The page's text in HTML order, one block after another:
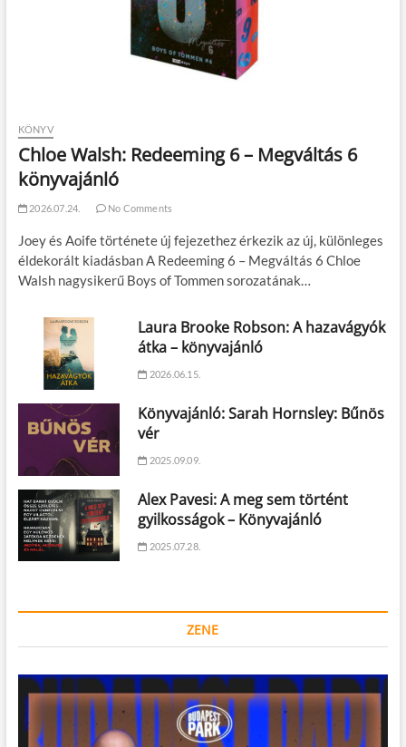
KÖNYV
Chloe Walsh: Redeeming 6 – Megváltás 6
könyvajánló
2026.07.24. No Comments
Joey és Aoife története új fejezethez érkezik az új, különleges
éldekorált kiadásban A Redeeming 6 – Megváltás 6 Chloe
Walsh nagysikerű Boys of Tommen sorozatának…
Laura Brooke Robson: A hazavágyók
átka – könyvajánló
2026.06.15.
Könyvajánló: Sarah Hornsley: Bűnös
vér
2025.09.09.
Alex Pavesi: A meg sem történt
gyilkosságok – Könyvajánló
2025.07.28.
ZENE